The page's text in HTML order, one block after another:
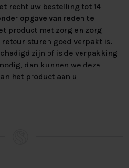
recht uw bestelling tot 14
opgave van reden te
product met zorg en zorg
sturen goed verpakt is.
zijn of is de verpakking
dan kunnen we deze
het product aan u